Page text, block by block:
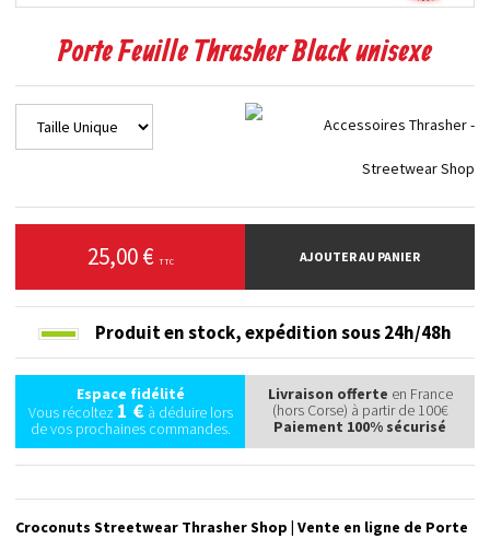
Porte Feuille Thrasher Black unisexe
25,00 € TTC AJOUTER AU PANIER
Produit en stock,expédition sous 24h/48h
Espace fidélité
Vous récoltez 1 €à déduire lors
de vos prochaines commandes.
Livraison offerte en France
(hors Corse) à partir de 100€
Paiement 100% sécurisé
Croconuts Streetwear Thrasher Shop | Vente en ligne de Porte